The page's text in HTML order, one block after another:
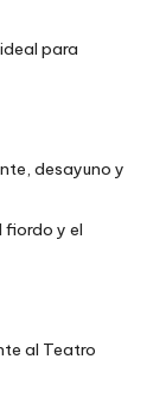
ideal para
desayuno y
fiordo y el
al Teatro